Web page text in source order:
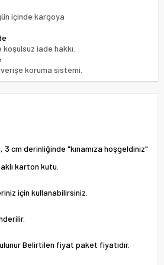
içinde kargoya
koşulsuz iade hakkı.
koruma sistemi.
3 cm derinliğinde "kınamıza hoşgeldiniz"
karton kutu.
için kullanabilirsiniz.
Belirtilen fiyat paket fiyatıdır.